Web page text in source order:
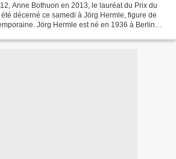
Anne Bothuon en 2013, le lauréat du Prix du
décerné ce samedi à Jörg Hermle, figure de
Jörg Hermle est né en 1936 à Berlin